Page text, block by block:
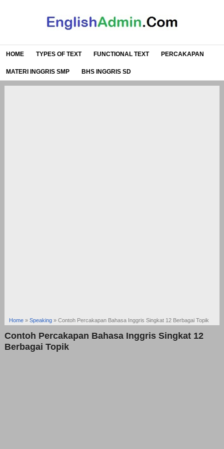
HOME TYPES OF TEXT FUNCTIONAL TEXT PERCAKAPAN
MATERI INGGRIS SMP BHS INGGRIS SD
Home» Speaking» Contoh Percakapan Bahasa Inggris Singkat 12 Berbagai Topik
Contoh Percakapan Bahasa Inggris Singkat 12
Berbagai Topik